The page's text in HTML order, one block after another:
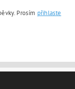
Prosím přihlaste